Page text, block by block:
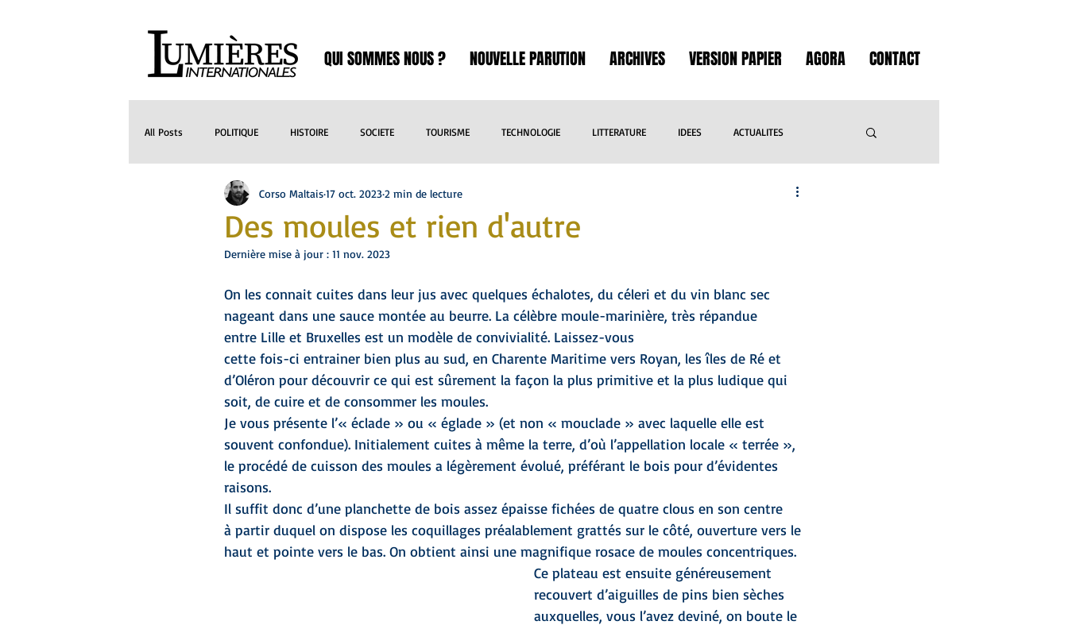
QUI SOMMES NOUS ? NOUVELLE PARUTION ARCHIVES VERSION PAPIER AGORA CONTACT
All Posts POLITIQUE HISTOIRE SOCIETE TOURISME TECHNOLOGIE LITTERATURE IDEES ACTUALITES
MEDIAS MUSIQUE ART SCIENCE GASTRONOMIE
NATURE ARCHITECTURE
Séries HISTOIRES VOYAGES
Des moules et rien d'autre
Corso Maltais17 oct. 20232 min de lecture
Dernière mise à jour : 11 nov. 2023
On les connait cuites dans leur jus avec quelques échalotes, du céleri et du vin blanc sec
nageant dans une sauce montée au beurre. La célèbre moule-marinière, très répandue
entre Lille et Bruxelles est un modèle de convivialité. Laissez-vous
cette fois-ci entrainer bien plus au sud, en Charente Maritime vers Royan, les îles de Ré et
d’Oléron pour découvrir ce qui est sûrement la façon la plus primitive et la plus ludique qui
soit, de cuire et de consommer les moules.
Je vous présente l’« éclade » ou « églade » (et non « mouclade » avec laquelle elle est
souvent confondue). Initialement cuites à même la terre, d’où l’appellation locale « terrée »,
le procédé de cuisson des moules a légèrement évolué, préférant le bois pour d’évidentes
raisons.
Il suffit donc d’une planchette de bois assez épaisse fichées de quatre clous en son centre
à partir duquel on dispose les coquillages préalablement grattés sur le côté, ouverture vers le
haut et pointe vers le bas. On obtient ainsi une magnifique rosace de moules concentriques.
Ce plateau est ensuite généreusement
recouvert d’aiguilles de pins bien sèches
auxquelles, vous l’avez deviné, on boute le